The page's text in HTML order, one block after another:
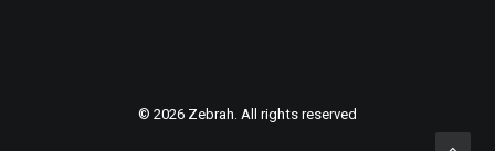
© 2026 Zebrah. All rights reserved